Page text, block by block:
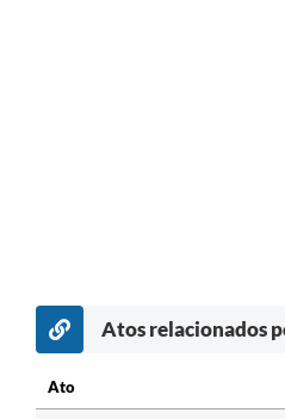
Atos relacionados
Ato